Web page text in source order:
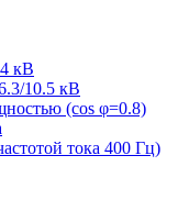
кВ
10.5 кВ
(cos φ=0.8)
тока 400 Гц)